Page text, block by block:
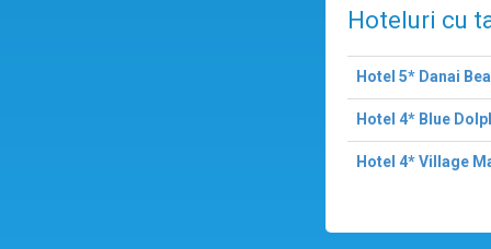
Hoteluri cu
Hotel 5* Danai
Hotel 4* Blue
Hotel 4* Village